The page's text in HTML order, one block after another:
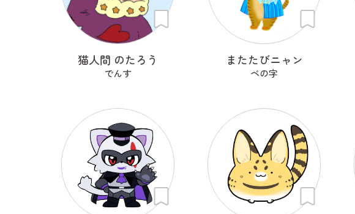
猫人間 のたろう
でんす
またたびニャン
ベの字